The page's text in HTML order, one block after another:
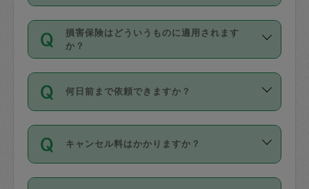
能です。依頼送信後、個別にタスカジさ
んにメッセージを送り調整してくださ
い。ただし、２時間を越えての調整はで
時間も被らない場合、損害保険の対象外
基本的に、高所での作業や危険作業、屋
外での作業は対象外です。
育園や学校の給食やレストランで料理関
係の専門職に従事されていた方、日本で
すでにハウスキーパーや英語の先生とし
てお仕事をしているフィリピン出身の
社員など様々なバックグラウンドの方が
登録しています。
日本語も話せる方など様々です。
応募の際に、各自事務局との面接と説明
を行っています。その後、身分証明書の
写真提出をしていただいています。外国
確認しています。タスカジさんトレーニ
ング動画を使ったセルフトレーニングの
現場トライアルを受け、合格したタスカ
ジさんが活動されています。
損害保険はどういうものに適用されます
か？
依頼者とタスカジさんとの間でタスカジ
を通して成立した作業時間内での作業に
適用されます。作業範囲は、掃除、洗
です。作業中に物を壊したり、人にけが
をさせたりした場合が対象で、補償金額
何日前まで依頼できますか？
ご依頼は、現在を起点に3日後（72時間
以降）の日時から受付可能となっていま
す。
キャンセル料はかかりますか？
キャンセル料には、以下の2種類がありま